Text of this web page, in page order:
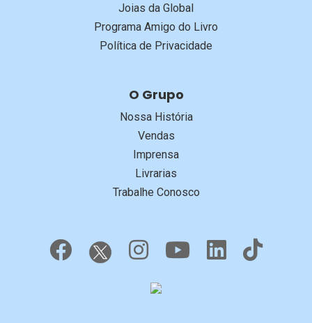
Joias da Global
Programa Amigo do Livro
Política de Privacidade
O Grupo
Nossa História
Vendas
Imprensa
Livrarias
Trabalhe Conosco